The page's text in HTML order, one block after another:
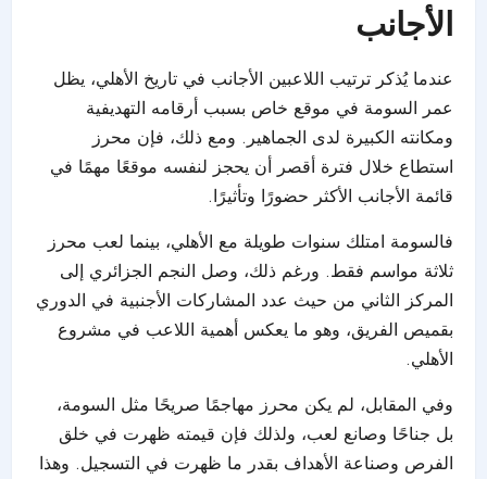
الأجانب
عندما يُذكر ترتيب اللاعبين الأجانب في تاريخ الأهلي، يظل
عمر السومة في موقع خاص بسبب أرقامه التهديفية
ومكانته الكبيرة لدى الجماهير. ومع ذلك، فإن محرز
استطاع خلال فترة أقصر أن يحجز لنفسه موقعًا مهمًا في
قائمة الأجانب الأكثر حضورًا وتأثيرًا.
فالسومة امتلك سنوات طويلة مع الأهلي، بينما لعب محرز
ثلاثة مواسم فقط. ورغم ذلك، وصل النجم الجزائري إلى
المركز الثاني من حيث عدد المشاركات الأجنبية في الدوري
بقميص الفريق، وهو ما يعكس أهمية اللاعب في مشروع
الأهلي.
وفي المقابل، لم يكن محرز مهاجمًا صريحًا مثل السومة،
بل جناحًا وصانع لعب، ولذلك فإن قيمته ظهرت في خلق
الفرص وصناعة الأهداف بقدر ما ظهرت في التسجيل. وهذا